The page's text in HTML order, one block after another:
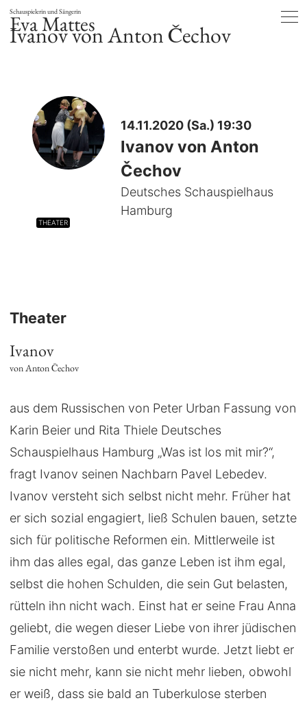
Schauspielerin und Sängerin
Eva Mattes
Ivanov von Anton Čechov
THEATER
14.11.2020 (Sa.) 19:30
Ivanov von Anton
Čechov
Deutsches Schauspielhaus
Hamburg
Theater
Ivanov
von Anton Čechov
aus dem Russischen von Peter Urban Fassung von
Karin Beier und Rita Thiele Deutsches
Schauspielhaus Hamburg „Was ist los mit mir?“,
fragt Ivanov seinen Nachbarn Pavel Lebedev.
Ivanov versteht sich selbst nicht mehr. Früher hat
er sich sozial engagiert, ließ Schulen bauen, setzte
sich für politische Reformen ein. Mittlerweile ist
ihm das alles egal, das ganze Leben ist ihm egal,
selbst die hohen Schulden, die sein Gut belasten,
rütteln ihn nicht wach. Einst hat er seine Frau Anna
geliebt, die wegen dieser Liebe von ihrer jüdischen
Familie verstoßen und enterbt wurde. Jetzt liebt er
sie nicht mehr, kann sie nicht mehr lieben, obwohl
er weiß, dass sie bald an Tuberkulose sterben